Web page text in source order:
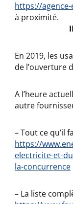
https://
à proximité.
En 2019, les
de l’ouverture
A l’heure
autre
– Tout ce qu’il
https://
electricite-et-
la-concurrence
– La liste